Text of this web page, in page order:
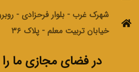
شهرک غرب - بلوار فرحزادی -
خیابان تربیت معلم - پلاک ۳۶
در فضای مجازی ما را